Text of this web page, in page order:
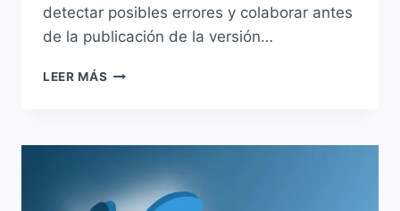
detectar posibles errores y colaborar antes
de la publicación de la versión…
LEER MÁS LIBREOFFICE
PUEDE
ESTAS
SON